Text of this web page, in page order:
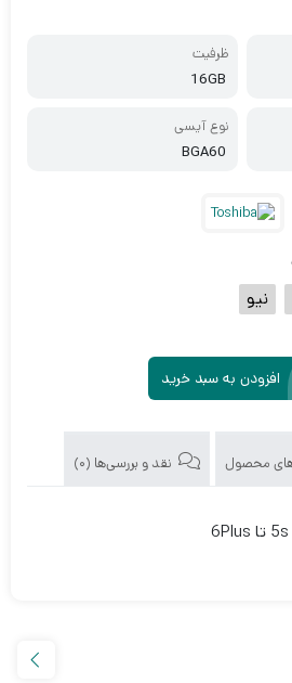
ظرفیت
16GB
نوع آیسی
BGA60
نیو
افزودن به سبد خرید
محصول نقد و بررسی‌ها (0)